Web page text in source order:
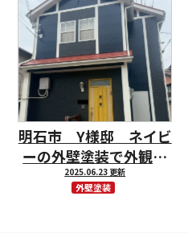
明石市 Y様邸 ネイビ
ーの外壁塗装で外観一
新しました♪
2025.06.23 更新
外壁塗装